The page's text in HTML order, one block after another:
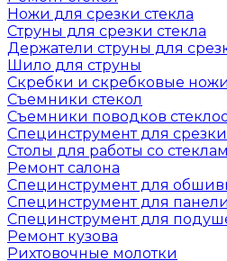
Ножи для срезки стекла
Струны для срезки стекла
Держатели струны для
Шило для струны
Скребки и скребковые ножи
Съемники стекол
Съемники поводков
Специнструмент для срезки
Столы для работы со
Ремонт салона
Специнструмент для
Специнструмент для
Специнструмент для
Ремонт кузова
Рихтовочные молотки